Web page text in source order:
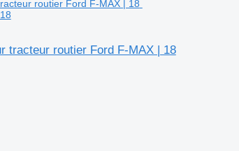
tracteur routier Ford F-MAX | 18